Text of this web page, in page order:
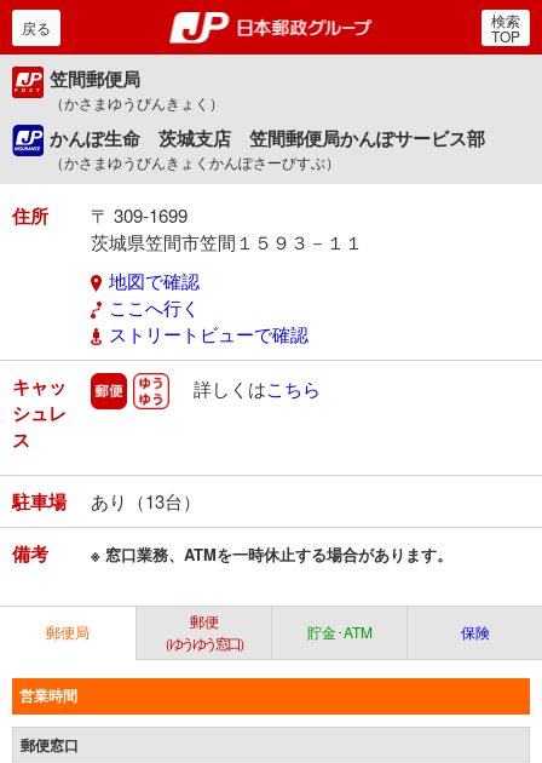
郵便局・日本郵政グルー
戻る 検索
TOP
笠間郵便局
（かさまゆうびんきょく）
かんぽ生命 茨城支店 笠間郵便局かんぽサービス部
（かさまゆうびんきょくかんぽさーびすぶ）
住所
〒 309-1699
茨城県笠間市笠間１５９３－１１
地図で確認
ここへ行く
ストリートビューで確認
キャッ
シュレ
ス
郵便 ゆうゆう
詳しくはこちら
駐車場 あり（13台）
備考 ※ 窓口業務、ATMを一時休止する場合があります。
郵便局
郵便
（ゆうゆう窓口）
貯金･ATM 保険
営業時間
郵便窓口